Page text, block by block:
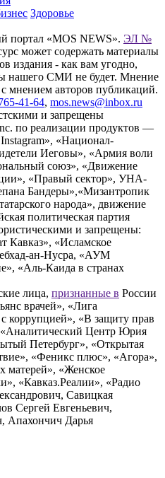
Здоровье
портал «MOS NEWS». ЭЛ №
может содержать материалы
издания - как вам угодно,
нашего СМИ не будет. Мнение
мнением авторов публикаций.
41-64, mos.news@inbox.ru
и запрещены
по реализации продуктов —
«Национал-
Иеговы», «Армия воли
союз», «Движение
«Правый сектор», УНА-
Бандеры»,«Мизантропик
народа», движение
политическая партия
и запрещены:
Кавказ», «Исламское
ан-Нусра, «АУМ
«Аль-Каида в странах
лица, признанные в России
врачей», «Лига
коррупцией», «В защиту прав
Центр Юрия
Петербург», «Открытая
«Феникс плюс», «Агора»,
матерей», «Женское
«Кавказ.Реалии», «Радио
Савицкая
Сергей Евгеньевич,
Апахончич Дарья